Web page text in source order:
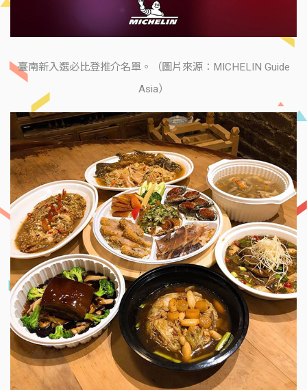
臺南新入選必比登推介名單。（圖片來源：MICHELIN Guide
Asia）